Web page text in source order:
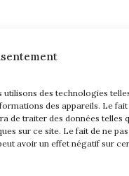
des technologies
des appareils. Le fait
de traiter des données telles
sur ce site. Le fait de ne pas
avoir un effet négatif sur